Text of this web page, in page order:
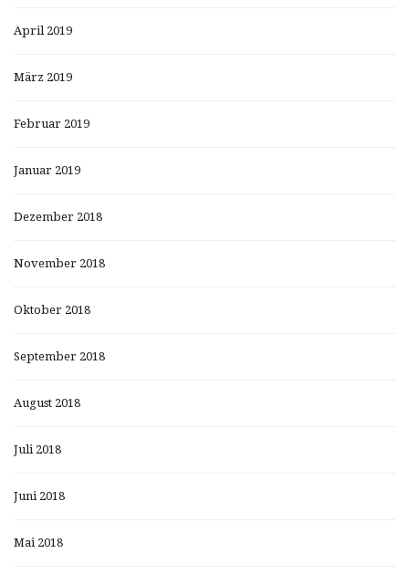
April 2019
März 2019
Februar 2019
Januar 2019
Dezember 2018
November 2018
Oktober 2018
September 2018
August 2018
Juli 2018
Juni 2018
Mai 2018